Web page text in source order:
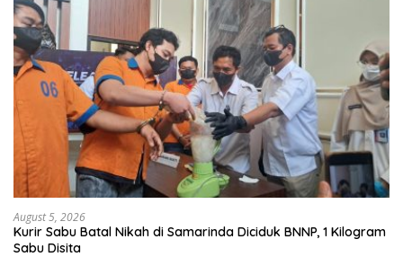
August 5, 2026
Kurir Sabu Batal Nikah di Samarinda Diciduk BNNP, 1 Kilogram
Sabu Disita